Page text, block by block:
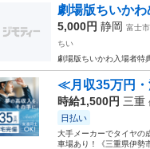
劇場版ちいか
5,000円 静岡 富士市
ちい
劇場版ちいかわ入場者特
≪月収35万円
時給1,500円 三重
日払い
大手メーカーでタイヤの
車場あり！《三重県伊勢